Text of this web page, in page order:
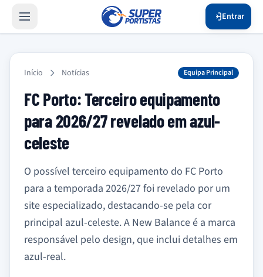
Entrar
Início Notícias Equipa Principal
FC Porto: Terceiro equipamento
para 2026/27 revelado em azul-
celeste
O possível terceiro equipamento do FC Porto
para a temporada 2026/27 foi revelado por um
site especializado, destacando-se pela cor
principal azul-celeste. A New Balance é a marca
responsável pelo design, que inclui detalhes em
azul-real.